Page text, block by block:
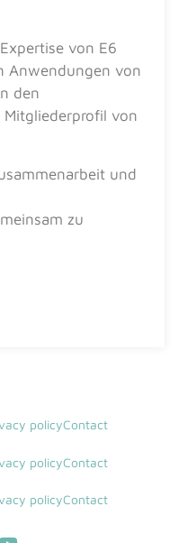
von E6
Anwendungen von
den
von
und
zu
policyContact
policyContact
policyContact